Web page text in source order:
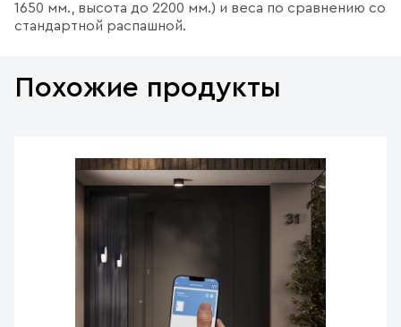
1650 мм., высота до 2200 мм.) и веса по сравнению со
стандартной распашной.
Похожие продукты